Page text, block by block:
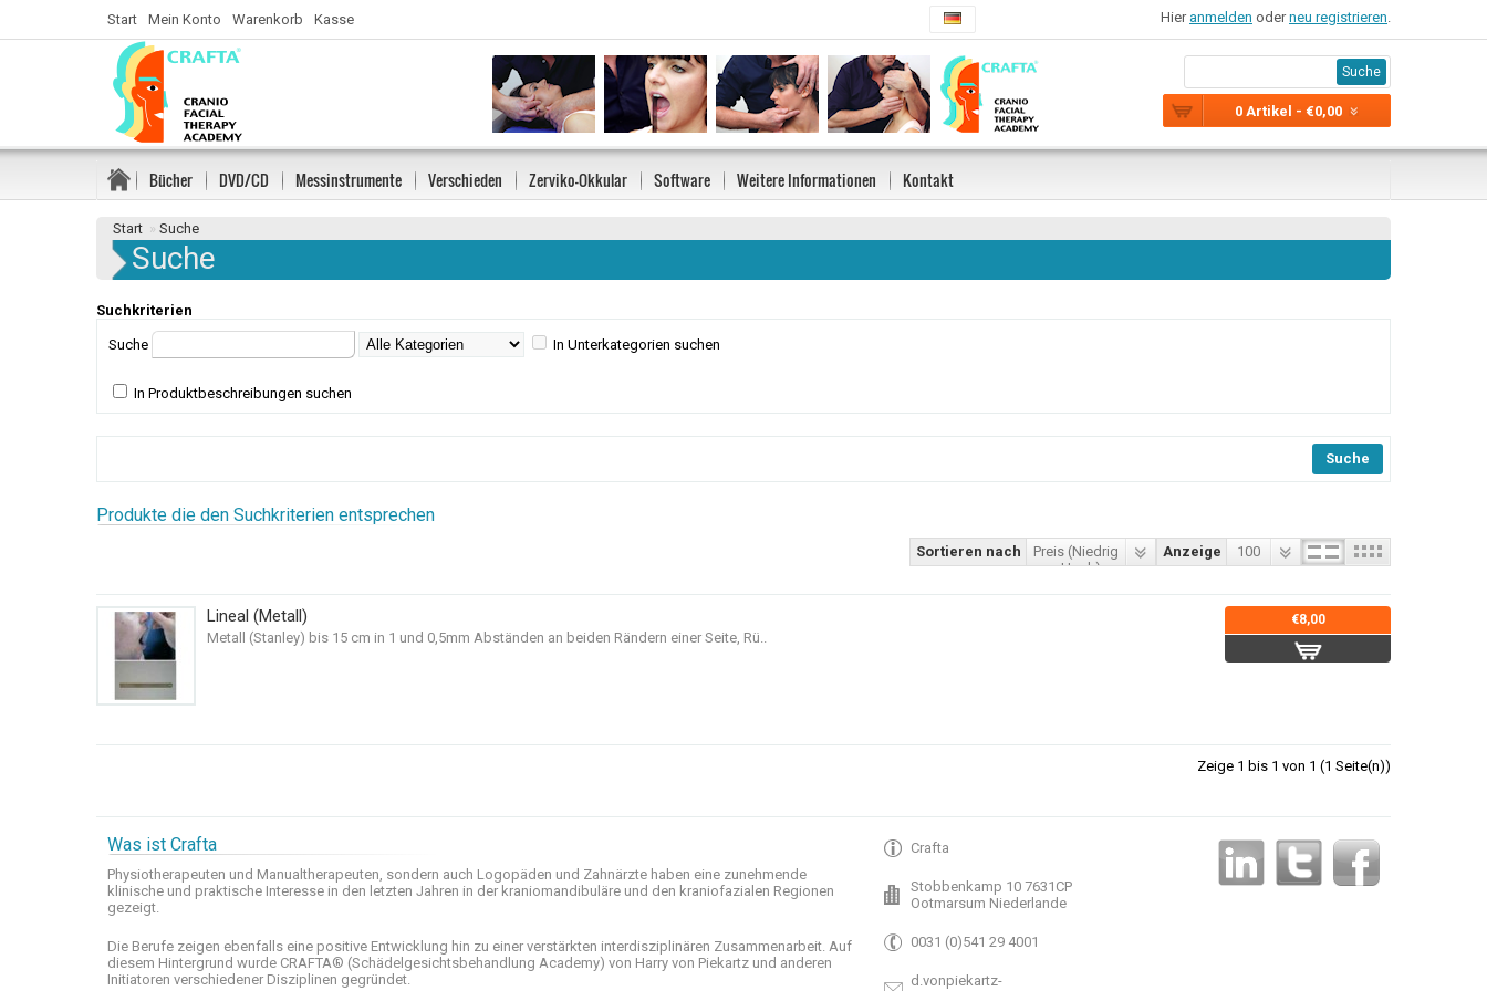
0 Artikel - €0,00
Suche
Start Mein Konto Warenkorb Kasse Hier anmelden oderneu registrieren.
Bücher DVD/CD Messinstrumente Verschieden Zerviko-Okkular Software Weitere Informationen Kontakt
Start » Suche
Suche
Suchkriterien
Suche In Unterkategorien suchen
In Produktbeschreibungen suchen
Produkte die den Suchkriterien entsprechen
Anzeige 100
Sortieren nach
Preis (Niedrig
> Hoch)
Lineal (Metall)
Metall (Stanley) bis 15 cm in 1 und 0,5mm Abständen an beiden Rändern einer Seite, Rü..
€8,00
Zeige 1 bis 1 von 1 (1 Seite(n))
Was ist Crafta
Physiotherapeuten und Manualtherapeuten, sondern auch Logopäden und Zahnärzte haben eine zunehmende
klinische und praktische Interesse in den letzten Jahren in der kraniomandibuläre und den kraniofazialen Regionen
gezeigt.
Die Berufe zeigen ebenfalls eine positive Entwicklung hin zu einer verstärkten interdisziplinären Zusammenarbeit. Auf
diesem Hintergrund wurde CRAFTA® (Schädelgesichtsbehandlung Academy) von Harry von Piekartz und anderen
Initiatoren verschiedener Disziplinen gegründet.
Crafta
Stobbenkamp 10 7631CP
Ootmarsum Niederlande
0031 (0)541 29 4001
d.vonpiekartz-